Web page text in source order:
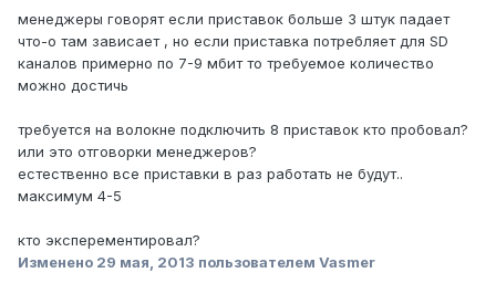
менеджеры говорят если приставок больше 3 штук падает
что-о там зависает , но если приставка потребляет для SD
каналов примерно по 7-9 мбит то требуемое количество
можно достичь
требуется на волокне подключить 8 приставок кто пробовал?
или это отговорки менеджеров?
естественно все приставки в раз работать не будут..
максимум 4-5
кто эксперементировал?
Изменено 29 мая, 2013 пользователем Vasmer